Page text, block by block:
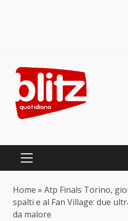
content
PRIMARY
Home » Atp Finals Torino,
spalti e al Fan Village: due
da malore